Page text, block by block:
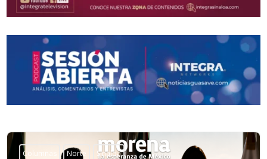
Columnas Norte Sinaloa